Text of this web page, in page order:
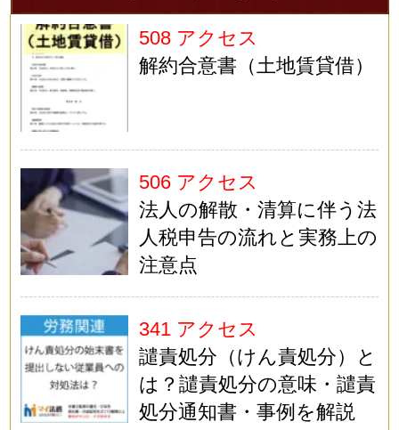
508 アクセス
解約合意書（土地賃貸借）
506 アクセス
法人の解散・清算に伴う法
人税申告の流れと実務上の
注意点
341 アクセス
譴責処分（けん責処分）と
は？譴責処分の意味・譴責
処分通知書・事例を解説